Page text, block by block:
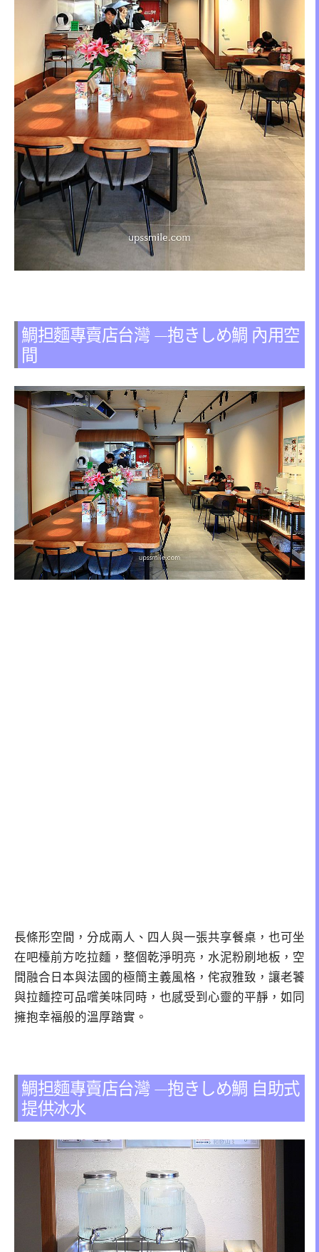
鯛担麵專賣店台灣 —抱きしめ鯛 內用空
間
長條形空間，分成兩人、四人與一張共享餐桌，也可坐
在吧檯前方吃拉麵，整個乾淨明亮，水泥粉刷地板，空
間融合日本與法國的極簡主義風格，侘寂雅致，讓老饕
與拉麵控可品嚐美味同時，也感受到心靈的平靜，如同
擁抱幸福般的溫厚踏實。
鯛担麵專賣店台灣 —抱きしめ鯛 自助式
提供冰水